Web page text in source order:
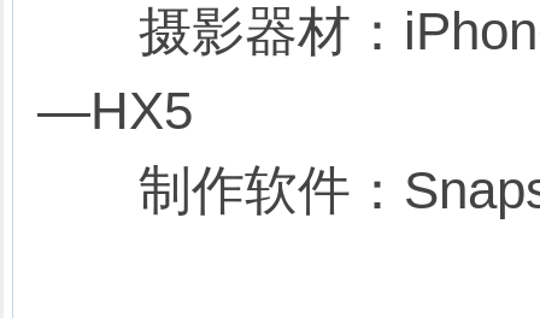
摄影器材：
—HX5
制作软件：